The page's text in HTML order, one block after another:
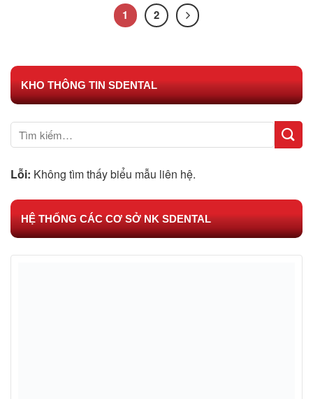
1 2
KHO THÔNG TIN SDENTAL
Lỗi: Không tìm thấy biểu mẫu liên hệ.
HỆ THỐNG CÁC CƠ SỞ NK SDENTAL